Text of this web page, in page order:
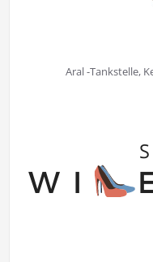
Aral -Tankstelle,